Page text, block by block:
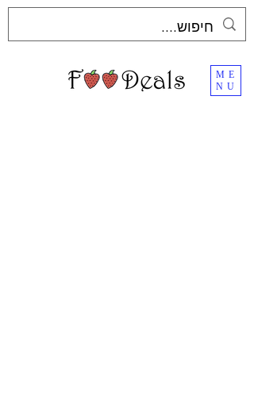
ME
NU